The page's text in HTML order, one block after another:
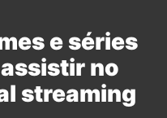
e séries
no
streaming